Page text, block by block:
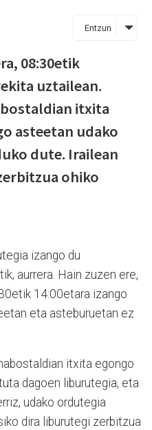
Entzun
08:30etik
uztailean.
itxita
asteetan udako
dute. Irailean
ohiko
izango du
aurrera. Hain zuzen ere,
14:00etara izango
eta asteburuetan ez
itxita egongo
dagoen liburutegia, eta
udako ordutegia
dira liburutegi zerbitzua